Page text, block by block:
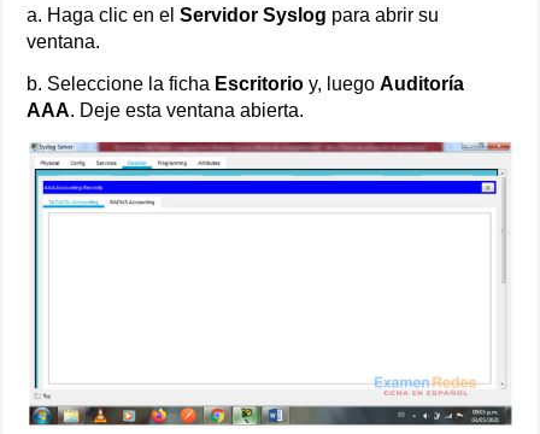
a. Haga clic en elServidor Syslog para abrir su
ventana.
b. Seleccione la ficha Escritorio y, luegoAuditoría
AAA. Deje esta ventana abierta.